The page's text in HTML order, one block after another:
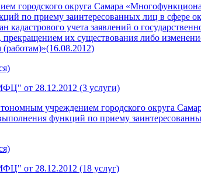
городского округа Самара
по приему заинтересованных лиц в сфере
кадастрового учета заявлений о
их существования либо
(работам)»(16.08.2012)
от 28.12.2012 (3 услуги)
учреждением городского округа
функций по приему
от 28.12.2012 (18 услуг)